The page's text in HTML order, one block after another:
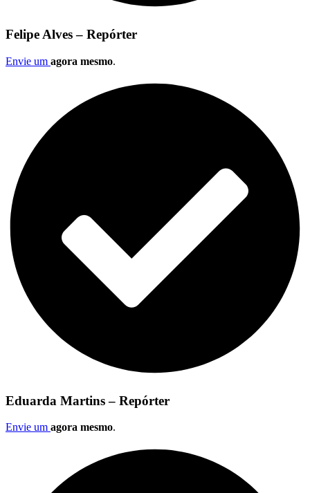
Felipe Alves – Repórter
Envie um agora mesmo.
Eduarda Martins – Repórter
Envie um agora mesmo.